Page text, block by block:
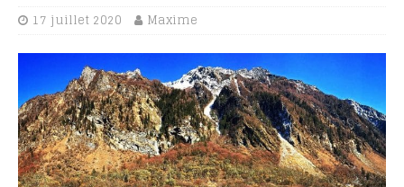
17 juillet 2020 Maxime